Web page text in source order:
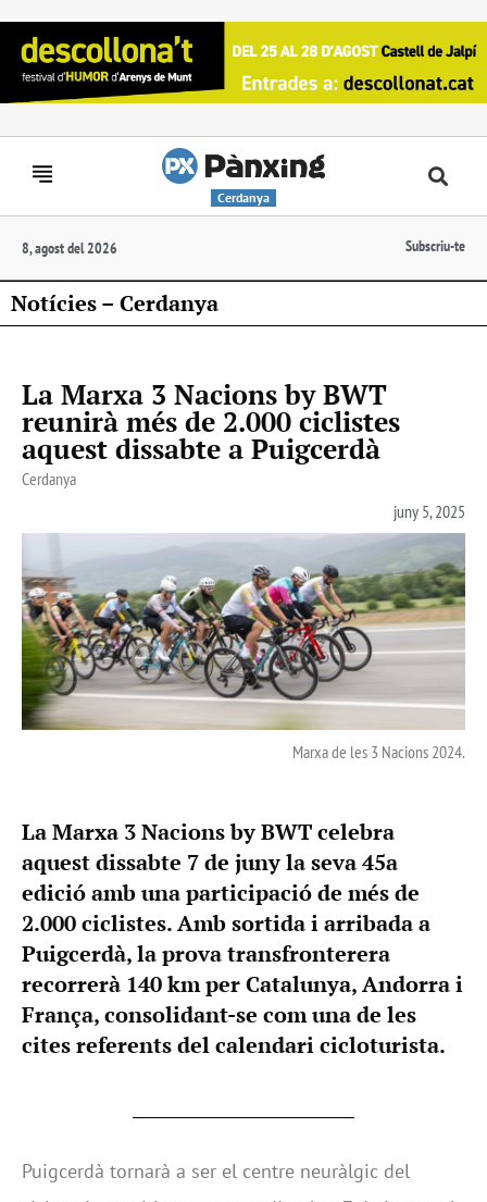
Cerdanya
8, agost del 2026 Subscriu-te
Notícies – Cerdanya
La Marxa 3 Nacions by BWT
reunirà més de 2.000 ciclistes
aquest dissabte a Puigcerdà
Cerdanya
juny 5, 2025
Marxa de les 3 Nacions 2024.
La Marxa 3 Nacions by BWT celebra
aquest dissabte 7 de juny la seva 45a
edició amb una participació de més de
2.000 ciclistes. Amb sortida i arribada a
Puigcerdà, la prova transfronterera
recorrerà 140 km per Catalunya, Andorra i
França, consolidant-se com una de les
cites referents del calendari cicloturista.
Puigcerdà tornarà a ser el centre neuràlgic del